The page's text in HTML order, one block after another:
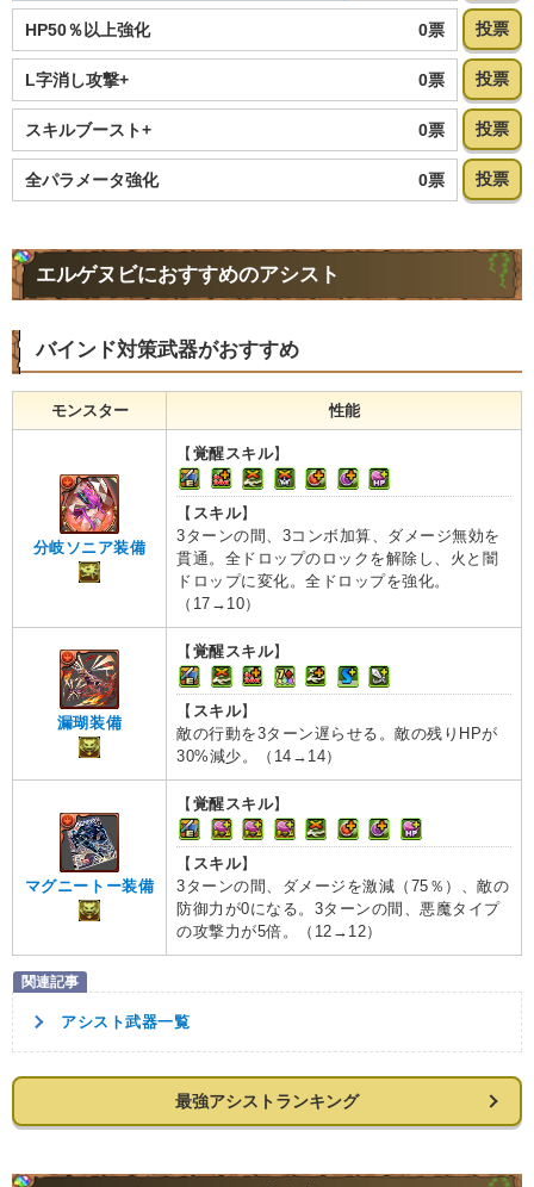
HP50％以上強化 0票 投票
L字消し攻撃+ 0票 投票
スキルブースト+ 0票 投票
全パラメータ強化 0票 投票
エルゲヌビにおすすめのアシスト
バインド対策武器がおすすめ
モンスター 性能
分岐ソニア装備
【 覚醒スキル】
【 スキル】
3ターンの間、3コンボ加算、ダメージ無効を
貫通。全ドロップのロックを解除し、火と闇
ドロップに変化。全ドロップを強化。
（17→10）
漏瑚装備
【 覚醒スキル】
【 スキル】
敵の行動を3ターン遅らせる。敵の残りHPが
30%減少。（14→14）
マグニートー装備
【 覚醒スキル】
【 スキル】
3ターンの間、ダメージを激減（75％）、敵の
防御力が0になる。3ターンの間、悪魔タイプ
の攻撃力が5倍。（12→12）
アシスト武器一覧
最強アシストランキング